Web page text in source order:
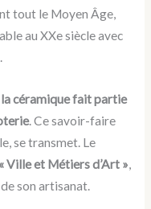
tout le Moyen Âge,
au XXe siècle avec
la céramique fait partie
. Ce savoir-faire
se transmet. Le
Ville et Métiers d’Art »,
son artisanat.